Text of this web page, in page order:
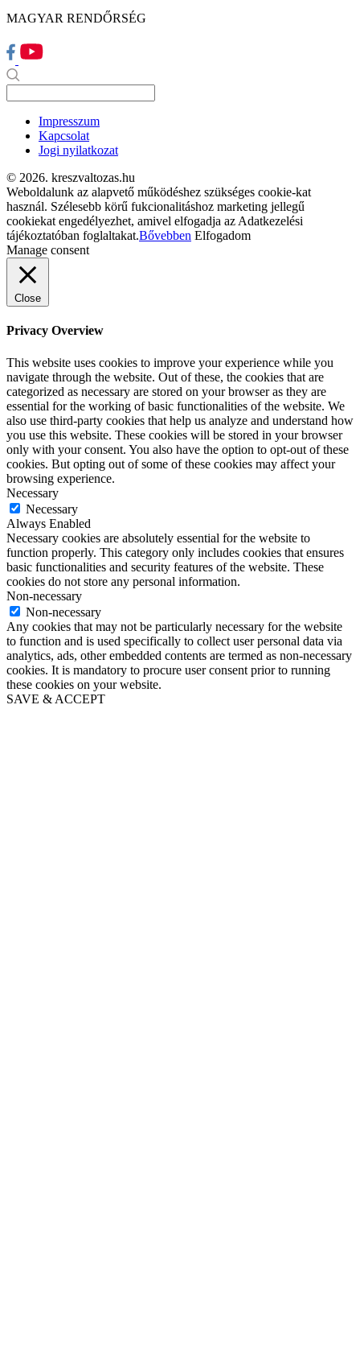
MAGYAR RENDŐRSÉG
Impresszum
Kapcsolat
Jogi nyilatkozat
© 2026. kreszvaltozas.hu
Weboldalunk az alapvető működéshez szükséges cookie-kat
használ. Szélesebb körű fukcionalitáshoz marketing jellegű
cookiekat engedélyezhet, amivel elfogadja az Adatkezelési
tájékoztatóban foglaltakat.Bővebben Elfogadom
Manage consent
Close
Privacy Overview
This website uses cookies to improve your experience while you
navigate through the website. Out of these, the cookies that are
categorized as necessary are stored on your browser as they are
essential for the working of basic functionalities of the website. We
also use third-party cookies that help us analyze and understand how
you use this website. These cookies will be stored in your browser
only with your consent. You also have the option to opt-out of these
cookies. But opting out of some of these cookies may affect your
browsing experience.
Necessary
Necessary
Always Enabled
Necessary cookies are absolutely essential for the website to
function properly. This category only includes cookies that ensures
basic functionalities and security features of the website. These
cookies do not store any personal information.
Non-necessary
Non-necessary
Any cookies that may not be particularly necessary for the website
to function and is used specifically to collect user personal data via
analytics, ads, other embedded contents are termed as non-necessary
cookies. It is mandatory to procure user consent prior to running
these cookies on your website.
SAVE & ACCEPT